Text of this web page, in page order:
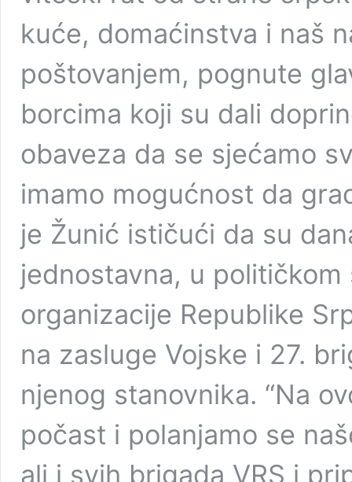
kuće, domaćinstva i naš
poštovanjem, pognute
borcima koji su dali
obaveza da se sjećamo
imamo mogućnost da
je Žunić ističući da su
jednostavna, u
organizacije Rеpublike
na zasluge Vojske i 27.
njenog stanovnika. “Na
počast i polanjamo se
ali i svih brigada VRS i